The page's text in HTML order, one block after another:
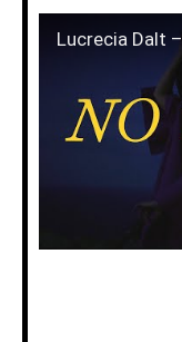
Lucrecia Dalt